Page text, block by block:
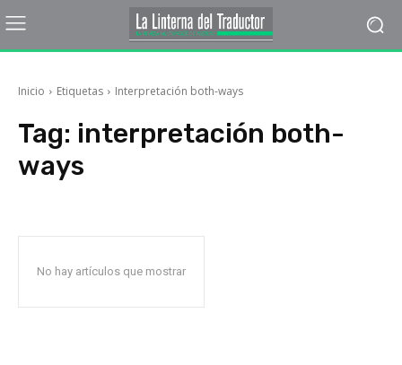
Inicio Etiquetas Interpretación both-ways
Tag: interpretación both-
ways
No hay artículos que mostrar